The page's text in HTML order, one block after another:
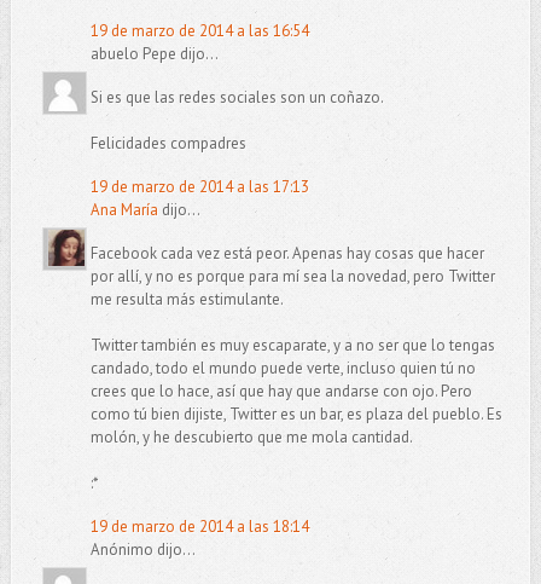
19 de marzo de 2014 a las 16:54
abuelo Pepe dijo...
Si es que las redes sociales son un coñazo.
Felicidades compadres
19 de marzo de 2014 a las 17:13
Ana María dijo...
Facebook cada vez está peor. Apenas hay cosas que hacer
por allí, y no es porque para mí sea la novedad, pero Twitter
me resulta más estimulante.
Twitter también es muy escaparate, y a no ser que lo tengas
candado, todo el mundo puede verte, incluso quien tú no
crees que lo hace, así que hay que andarse con ojo. Pero
como tú bien dijiste, Twitter es un bar, es plaza del pueblo. Es
molón, y he descubierto que me mola cantidad.
:*
19 de marzo de 2014 a las 18:14
Anónimo dijo...